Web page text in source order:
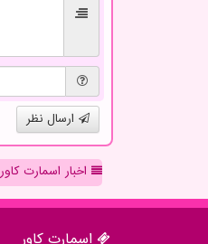
ارسال نظر
اخبار اسمارت کاور
اسمارت كاور